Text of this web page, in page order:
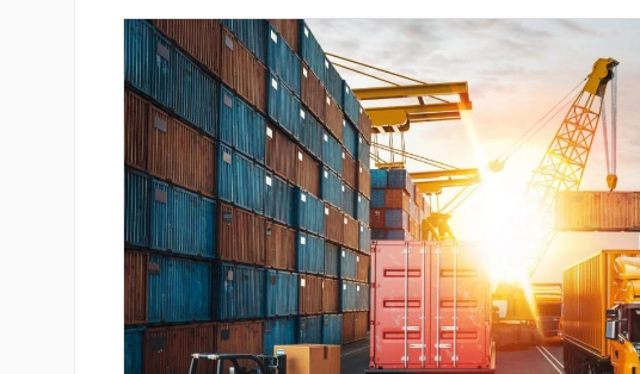
ներկայացվեց
կրթական
«Շտապ հաստատեք քարտի տվյալները»․
IDBank-ը զգուշացնում է հյուրանոցների
ամրագրման հետ կապված
զեղծարարությունների մասին